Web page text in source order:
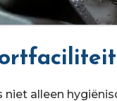
alleen